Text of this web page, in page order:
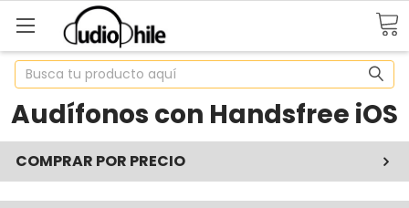
Buscar
Audífonos con Handsfree iOS
COMPRAR POR PRECIO